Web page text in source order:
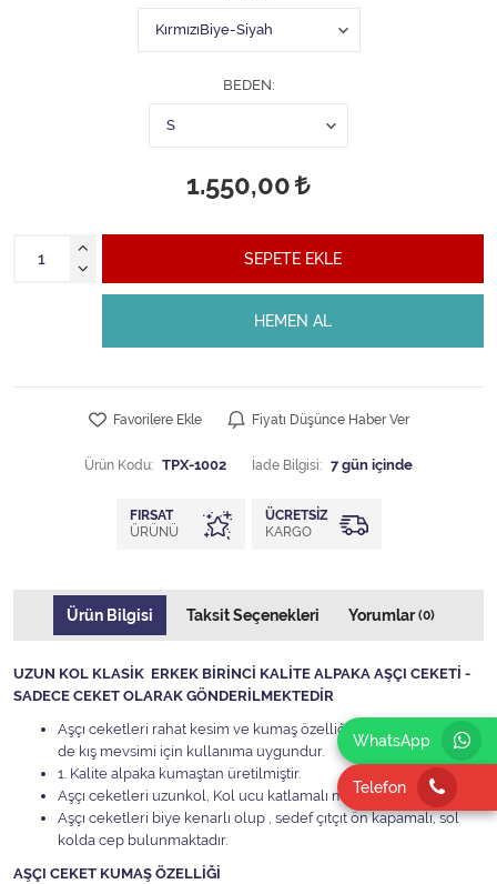
WhatsApp
Telefon
BEDEN
1.550,00
SEPETE EKLE
HEMEN AL
Favorilere Ekle Fiyatı Düşünce Haber Ver
Ürün Kodu: TPX-1002 İade Bilgisi:
FIRSAT
ÜRÜNÜ
ÜCRETSIZ
KARGO
Ürün Bilgisi Taksit Seçenekleri Yorumlar(0)
UZUN KOL KLASİK ERKEK BİRİNCİ KALİTE ALPAKA AŞÇI CEKETİ -
SADECE CEKET OLARAK GÖNDERİLMEKTEDİR
Aşçı ceketleri rahat kesim ve kumaş özelliği ile hem yaz hem
de kış mevsimi için kullanıma uygundur.
1. Kalite alpaka kumaştan üretilmiştir.
Aşçı ceketleri uzunkol, Kol ucu katlamalı manşetidir
Aşçı ceketleri biye kenarlı olup , sedef çıtçıt ön kapamalı, sol
kolda cep bulunmaktadır.
AŞÇI CEKET KUMAŞ ÖZELLİĞİ